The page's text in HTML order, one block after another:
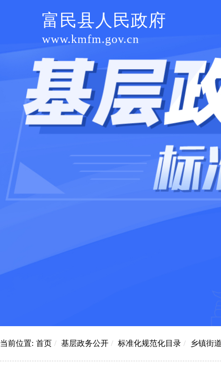
富民县人民政府
www.kmfm.gov.cn
当前位置: 首页 / 基层政务公开 / 标准化规范化目录 / 乡镇街